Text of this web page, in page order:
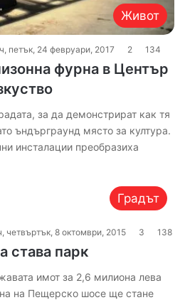
Живот
петък, 24 февруари, 2017 2 134
фурна в Център
за да демонстрират как тя
ъндърграунд място за култура.
инсталации преобразиха
Градът
четвъртък, 8 октомври, 2015 3 138
става парк
имот за 2,6 милиона лева
на Пещерско шосе ще стане